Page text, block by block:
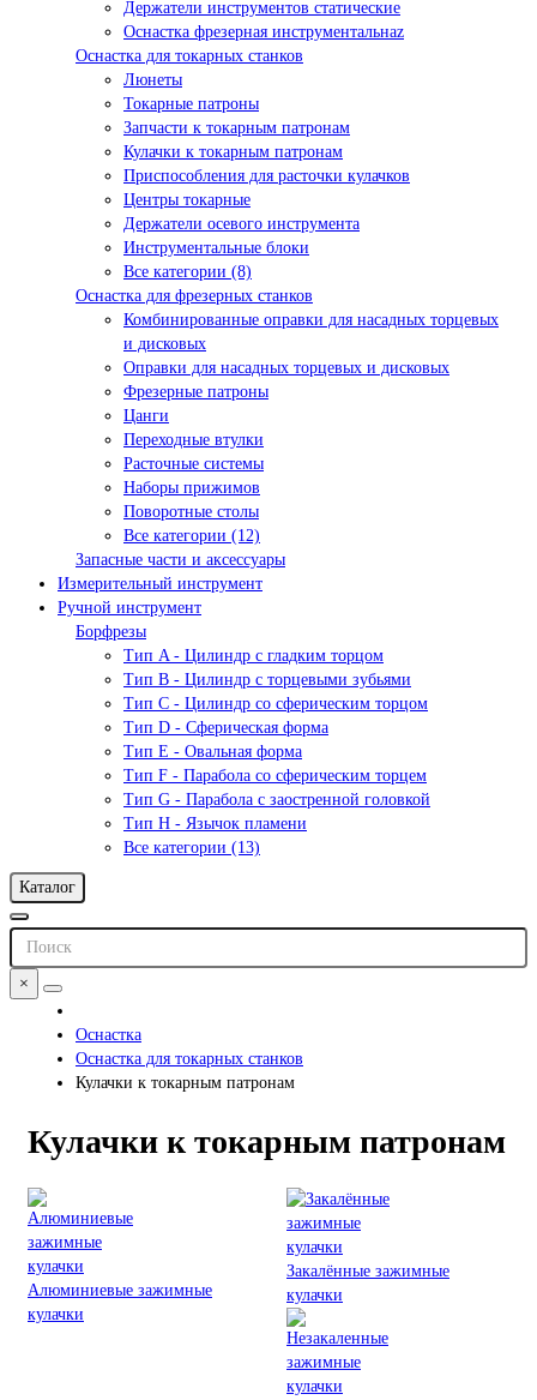
Держатели инструментов статические
Оснастка фрезерная инструментальнаz
Оснастка для токарных станков
Люнеты
Токарные патроны
Запчасти к токарным патронам
Кулачки к токарным патронам
Приспособления для расточки кулачков
Центры токарные
Держатели осевого инструмента
Инструментальные блоки
Все категории (8)
Оснастка для фрезерных станков
Комбинированные оправки для насадных торцевых
и дисковых
Оправки для насадных торцевых и дисковых
Фрезерные патроны
Цанги
Переходные втулки
Расточные системы
Наборы прижимов
Поворотные столы
Все категории (12)
Запасные части и аксессуары
Измерительный инструмент
Ручной инструмент
Борфрезы
Тип A - Цилиндр с гладким торцом
Тип В - Цилиндр с торцевыми зубьями
Тип С - Цилиндр со сферическим торцом
Тип D - Сферическая форма
Тип Е - Овальная форма
Тип F - Парабола со сферическим торцем
Тип G - Парабола с заостренной головкой
Тип H - Язычок пламени
Все категории (13)
Каталог
×
Оснастка
Оснастка для токарных станков
Кулачки к токарным патронам
Кулачки к токарным патронам
Алюминиевые зажимные
кулачки
Закалённые зажимные
кулачки